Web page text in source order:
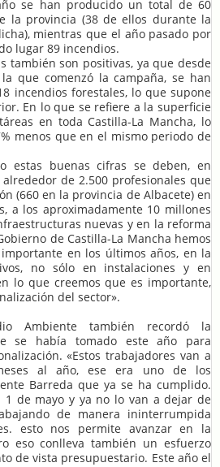
se han producido un total de 60
la provincia (38 de ellos durante la
mientras que el año pasado por
lugar 89 incendios.
también son positivas, ya que desde
que comenzó la campaña, se han
incendios forestales, lo que supone
En lo que se refiere a la superficie
en toda Castilla-La Mancha, lo
menos que en el mismo periodo de
estas buenas cifras se deben, en
de 2.500 profesionales que
(660 en la provincia de Albacete) en
a los aproximadamente 10 millones
nuevas y en la reforma
de Castilla-La Mancha hemos
en los últimos años, en la
no sólo en instalaciones y en
lo que creemos que es importante,
del sector».
Ambiente también recordó la
se había tomado este año para
«Estos trabajadores van a
al año, ese era uno de los
Barreda que ya se ha cumplido.
1 de mayo y ya no lo van a dejar de
de manera ininterrumpida
esto nos permite avanzar en la
eso conlleva también un esfuerzo
de vista presupuestario. Este año el